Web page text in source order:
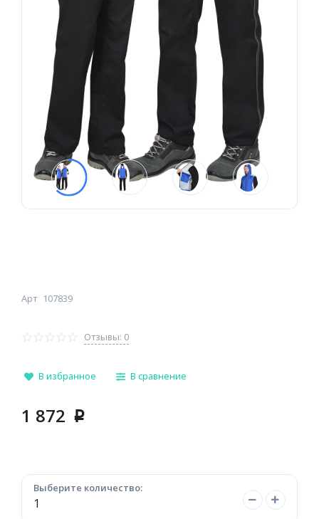
Арт 107839
Отзывы: 0
В избранное В сравнение
1 872 p
Выберите количество: